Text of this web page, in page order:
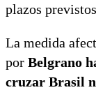
plazos
La medida
por Belgrano
cruzar Brasil